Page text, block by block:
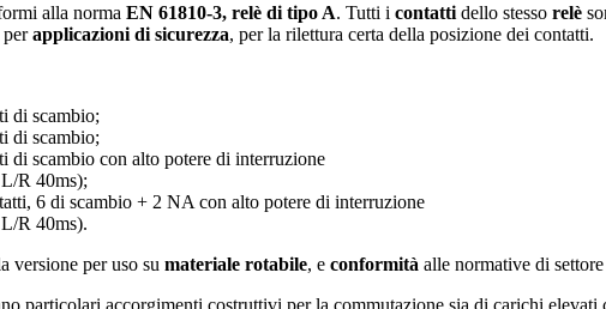
alla norma EN 61810-3, relè di tipo A. Tutti i contatti dello stesso relè
perapplicazioni di sicurezza, per la rilettura certa della posizione dei contatti.
di scambio;
di scambio;
di scambio con alto potere di interruzione
R 40ms);
6 di scambio + 2 NA con alto potere di interruzione
R 40ms).
versione per uso su materiale rotabile, e conformità alle normative di
particolari accorgimenti costruttivi per la commutazione sia di carichi elevati